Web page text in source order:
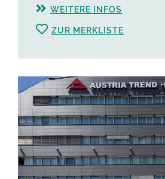
WEITERE INFOS
ZUR MERKLISTE